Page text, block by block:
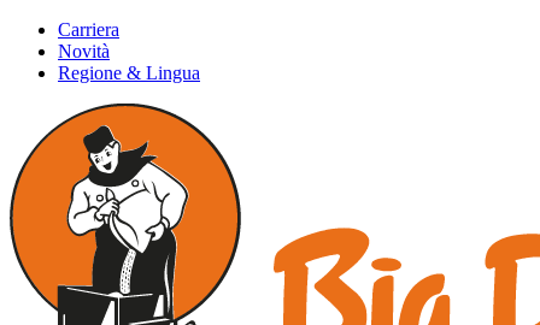
Carriera
Novità
Regione & Lingua